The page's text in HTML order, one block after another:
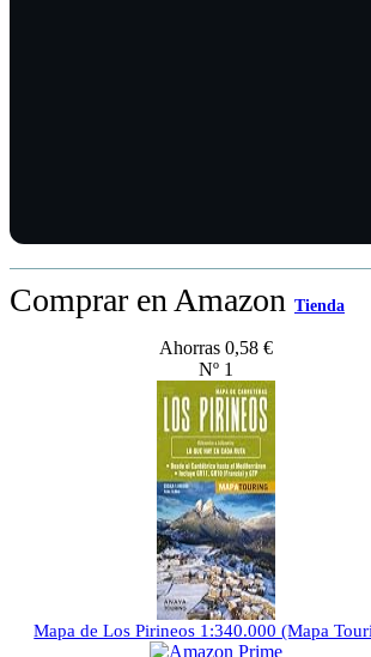
Comprar en Amazon Tienda
Ahorras 0,58 €
Nº 1
Mapa de Los Pirineos 1:340.000 (Mapa